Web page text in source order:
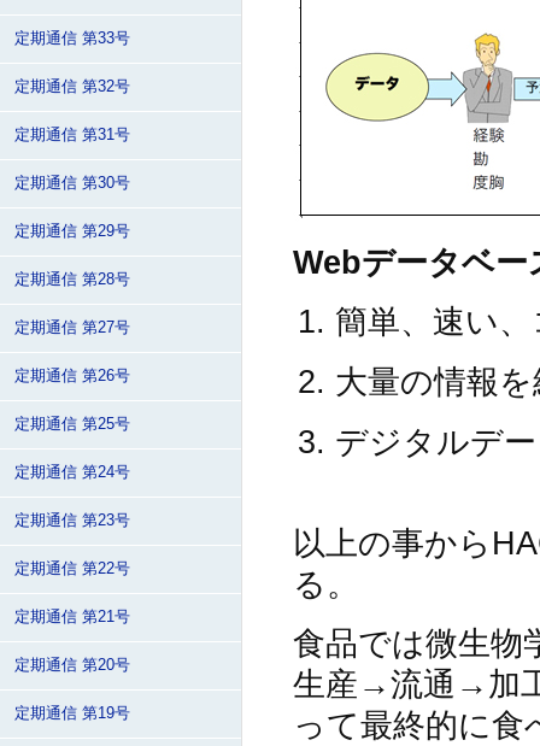
Webデータベ
簡単、速い
大量の情報
デジタルデ
以上の事から
る。
食品では微生物
生産→流通→加
って最終的に
定期通信 第33号
定期通信 第32号
定期通信 第31号
定期通信 第30号
定期通信 第29号
定期通信 第28号
定期通信 第27号
定期通信 第26号
定期通信 第25号
定期通信 第24号
定期通信 第23号
定期通信 第22号
定期通信 第21号
定期通信 第20号
定期通信 第19号